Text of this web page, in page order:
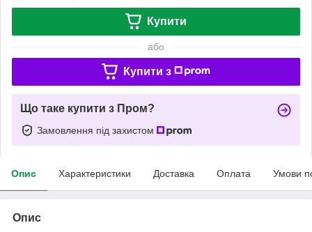
Купити
або
Купити з
Що таке купити з Пром?
Замовлення під захистом
Опис Характеристики Доставка Оплата Умови
Опис